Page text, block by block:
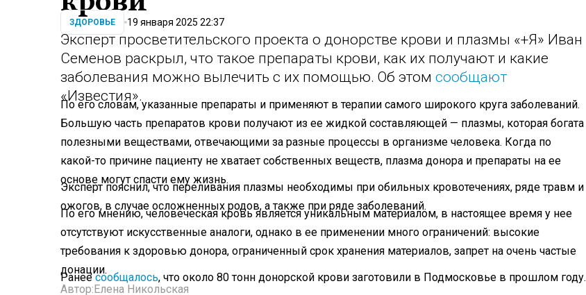
ЗДОРОВЬЕ 19 января 2025 22:37
Эксперт просветительского проекта о донорстве крови и плазмы «+Я» Иван
Семенов раскрыл, что такое препараты крови, как их получают и какие
заболевания можно вылечить с их помощью. Об этом сообщают
«Известия».
По его словам, указанные препараты и применяют в терапии самого широкого круга заболеваний.
Большую часть препаратов крови получают из ее жидкой составляющей — плазмы, которая богата
полезными веществами, отвечающими за разные процессы в организме человека. Когда по
какой-то причине пациенту не хватает собственных веществ, плазма донора и препараты на ее
основе могут спасти ему жизнь.
Эксперт пояснил, что переливания плазмы необходимы при обильных кровотечениях, ряде травм и
ожогов, в случае осложненных родов, а также при ряде заболеваний.
По его мнению, человеческая кровь является уникальным материалом, в настоящее время у нее
отсутствуют искусственные аналоги, однако в ее применении много ограничений: высокие
требования к здоровью донора, ограниченный срок хранения материалов, запрет на очень частые
донации.
Ранеесообщалось, что около 80 тонн донорской крови заготовили в Подмосковье в прошлом году.
Автор: Елена Никольская